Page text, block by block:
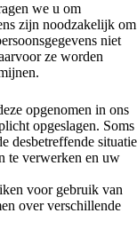
we u om
zijn noodzakelijk om
niet
ze worden
opgenomen in ons
opgeslagen. Soms
desbetreffende situatie
te verwerken en uw
voor gebruik van
over verschillende